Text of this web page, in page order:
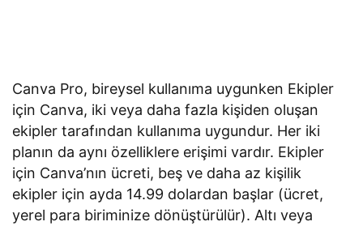
Canva Pro, bireysel kullanıma uygunken Ekipler
için Canva, iki veya daha fazla kişiden oluşan
ekipler tarafından kullanıma uygundur. Her iki
planın da aynı özelliklere erişimi vardır. Ekipler
için Canva’nın ücreti, beş ve daha az kişilik
ekipler için ayda 14.99 dolardan başlar (ücret,
yerel para biriminize dönüştürülür). Altı veya